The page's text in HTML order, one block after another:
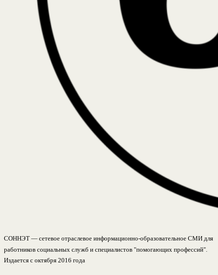
СОННЭТ — сетевое отраслевое информационно-образовательное СМИ для
работников социальных служб и специалистов "помогающих профессий".
Издается с октября 2016 года